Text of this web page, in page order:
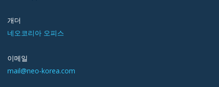
개더
네오코리아 오피스
이메일
mail@neo-korea.com